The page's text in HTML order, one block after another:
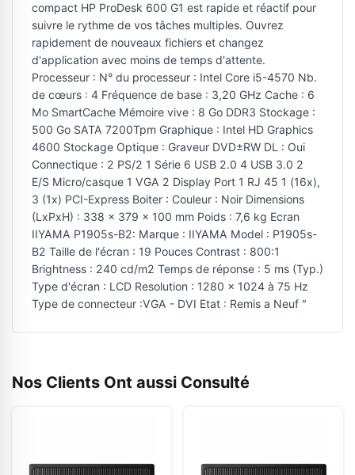
compact HP ProDesk 600 G1 est rapide et réactif pour
suivre le rythme de vos tâches multiples. Ouvrez
rapidement de nouveaux fichiers et changez
d'application avec moins de temps d'attente.
Processeur : N° du processeur : Intel Core i5-4570 Nb.
de cœurs : 4 Fréquence de base : 3,20 GHz Cache : 6
Mo SmartCache Mémoire vive : 8 Go DDR3 Stockage :
500 Go SATA 7200Tpm Graphique : Intel HD Graphics
4600 Stockage Optique : Graveur DVD±RW DL : Oui
Connectique : 2 PS/2 1 Série 6 USB 2.0 4 USB 3.0 2
E/S Micro/casque 1 VGA 2 Display Port 1 RJ 45 1 (16x),
3 (1x) PCI-Express Boiter : Couleur : Noir Dimensions
(LxPxH) : 338 x 379 x 100 mm Poids : 7,6 kg Ecran
IIYAMA P1905s-B2: Marque : IIYAMA Model : P1905s-
B2 Taille de l'écran : 19 Pouces Contrast : 800:1
Brightness : 240 cd/m2 Temps de réponse : 5 ms (Typ.)
Type d'écran : LCD Resolution : 1280 x 1024 à 75 Hz
Type de connecteur :VGA - DVI Etat : Remis a Neuf "
Nos Clients Ont aussi Consulté